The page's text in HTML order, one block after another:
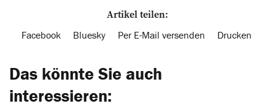
Artikel teilen:
Facebook Bluesky Per E-Mail versenden Drucken
Das könnte Sie auch
interessieren: